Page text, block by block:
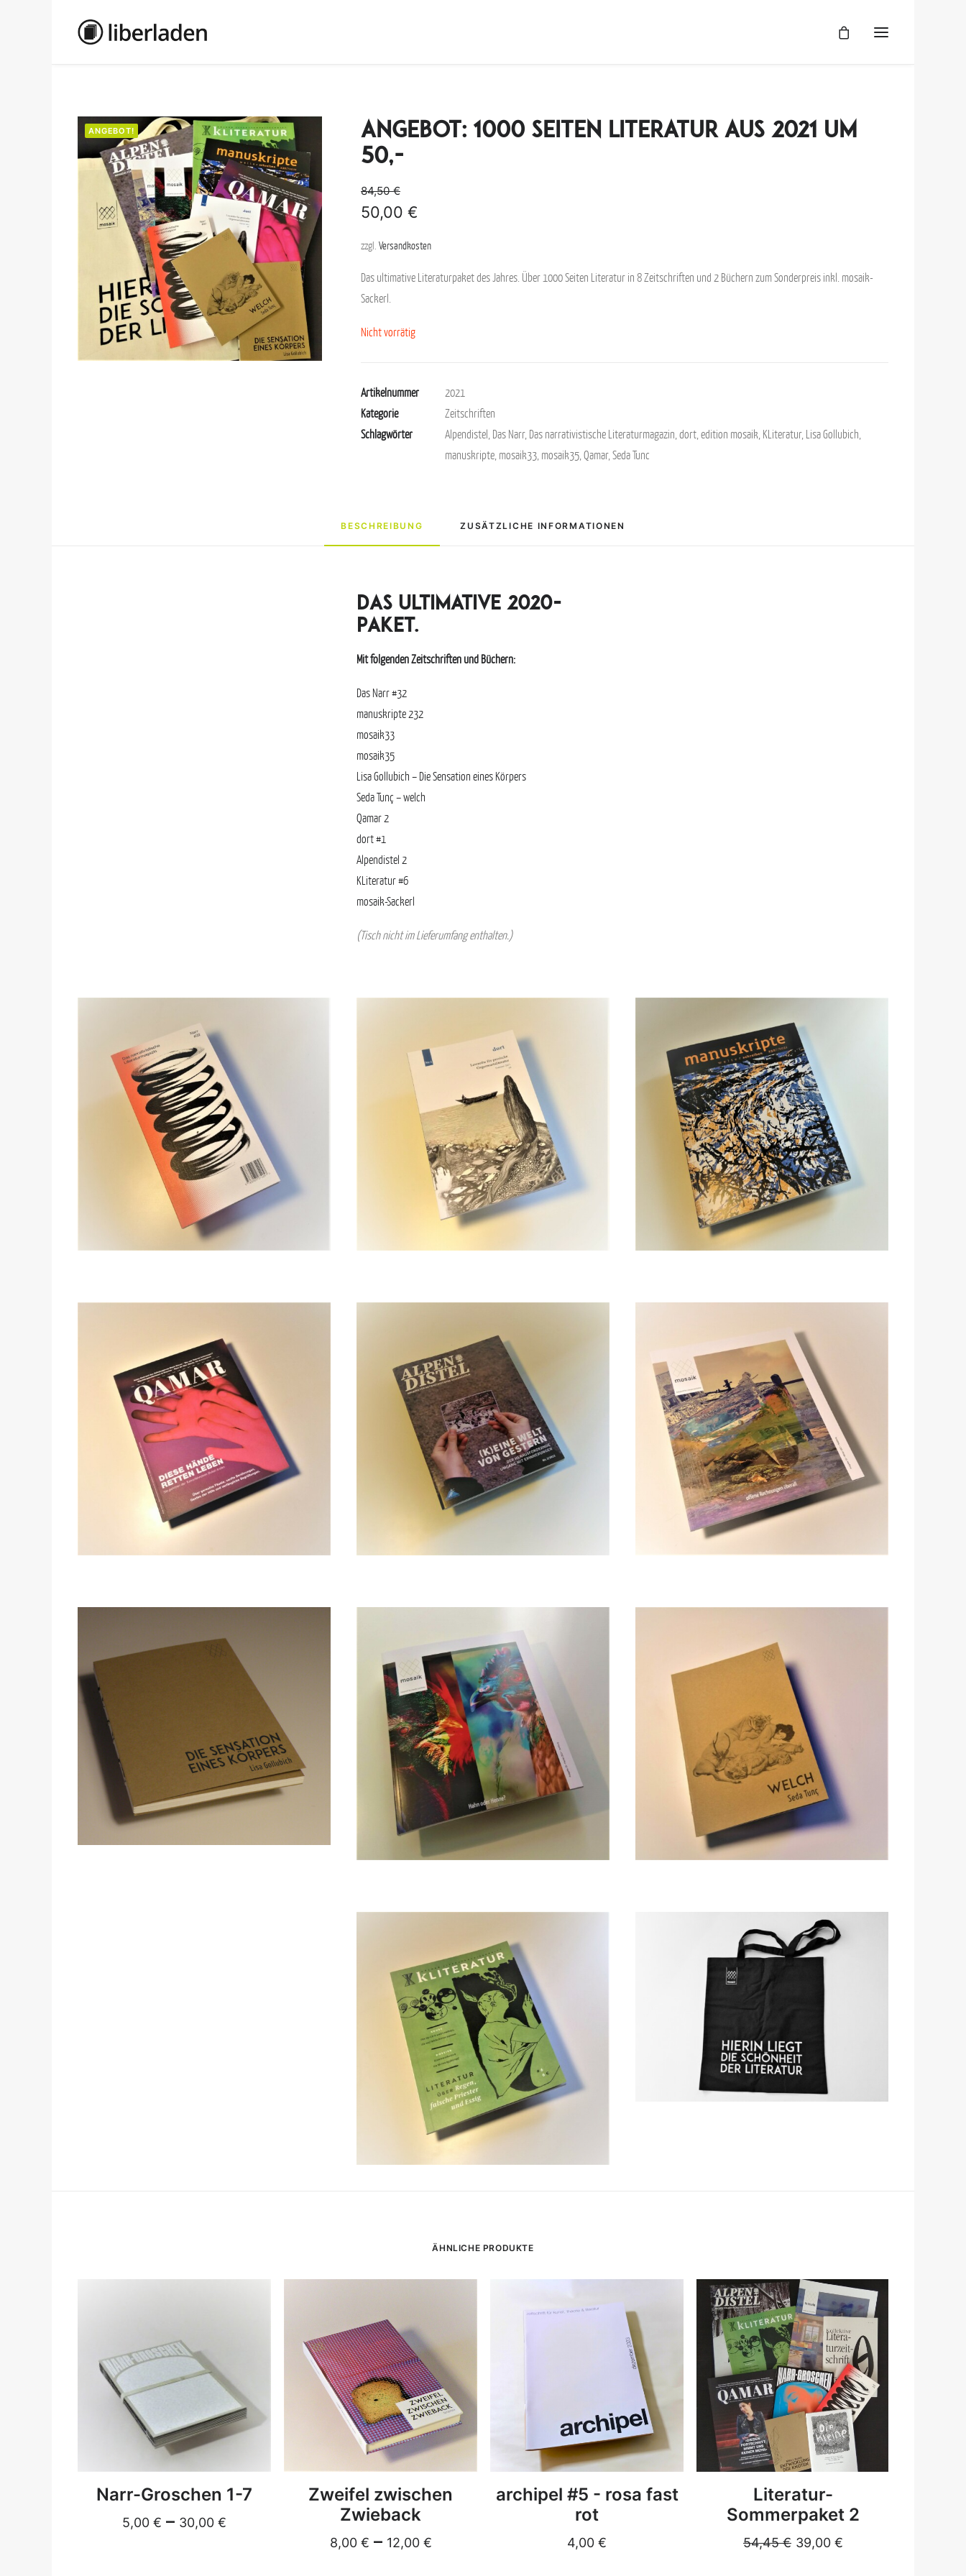
ANGEBOT!
Angebot: 1000 Seiten Literatur aus 2021 um
50,-
84,50€
50,00 €
zzgl. Versandkosten
Das ultimative Literaturpaket des Jahres. Über 1000 Seiten Literatur in 8 Zeitschriften und 2 Büchern zum Sonderpreis inkl. mosaik-
Sackerl.
Nicht vorrätig
Artikelnummer
2021
Kategorie
Zeitschriften
Schlagwörter
Alpendistel, Das Narr, Das narrativistische Literaturmagazin,dort,edition mosaik, KLiteratur, Lisa Gollubich,
manuskripte, mosaik33, mosaik35,Qamar,Seda Tunc
BESCHREIBUNG ZUSÄTZLICHE INFORMATIONEN
Das ultimative 2020-
Paket.
Mit folgenden Zeitschriften und Büchern:
Das Narr #32
manuskripte 232
mosaik33
mosaik35
Lisa Gollubich – Die Sensation eines Körpers
Seda Tunç – welch
Qamar 2
dort #1
Alpendistel 2
KLiteratur #6
mosaik-Sackerl
(Tisch nicht im Lieferumfang enthalten.)
ÄHNLICHE PRODUKTE
DETAILS
Narr-Groschen 1-7
5,00 € – 30,00 €
DETAILS
Zweifel zwischen
Zwieback
8,00 € – 12,00 €
DETAILS
archipel #5 - rosa fast
rot
4,00 €
DETAILS
Literatur-
Sommerpaket 2
54,45€ 39,00 €